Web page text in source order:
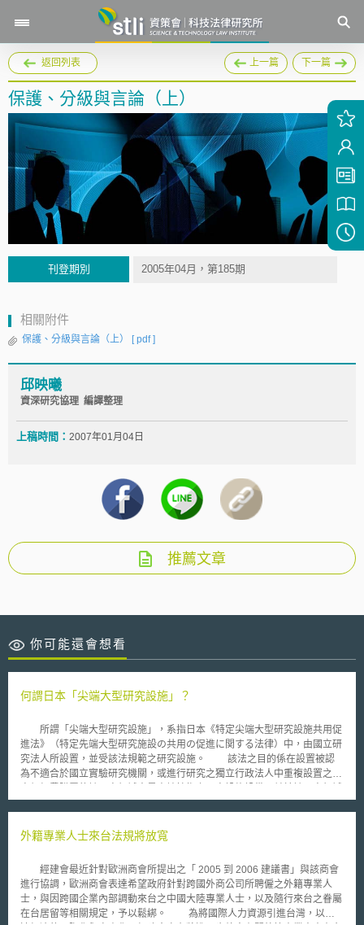
返回列表 上一篇 下一篇
保護、分級與言論（上）
刊登期別 2005年04月，第185期
相關附件
保護、分級與言論（上） [ pdf ]
邱映曦
資深研究協理 編譯整理
上稿時間： 2007年01月04日
推薦文章
你可能還會想看
何謂日本「尖端大型研究設施」？
所謂「尖端大型研究設施」，系指日本《特定尖端大型研究設施共用促
進法》（特定先端大型研究施設の共用の促進に関する法律）中，由國立研
究法人所設置，並受該法規範之研究設施。 該法之目的係在設置被認
為不適合於國立實驗研究機關，或進行研究之獨立行政法人中重複設置之以
中進行多樣化研究之活用，以發揮其最大之價值。 目前受到該法規定
「SACLA」等兩座大型同步輻射研究設施，與特定超級電腦設施，亦即超
申請及參考資料等，供欲使用該設施之研究人員參考。
外籍專業人士來台法規將放寬
經建會最近針對歐洲商會所提出之「 2005 到 2006 建議書」與該商會
進行協調，歐洲商會表達希望政府針對跨國外商公司所聘僱之外籍專業人
士，與因跨國企業內部調動來台之中國大陸專業人士，以及隨行來台之眷屬
在台居留等相關規定，予以鬆綁。 為將國際人力資源引進台灣，以加